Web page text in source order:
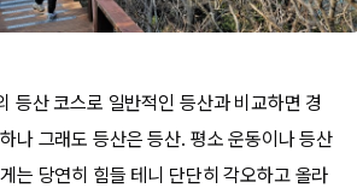
등산 코스로 일반적인 등산과 비교하면 경
나 그래도 등산은 등산. 평소 운동이나 등산
는 당연히 힘들 테니 단단히 각오하고 올라